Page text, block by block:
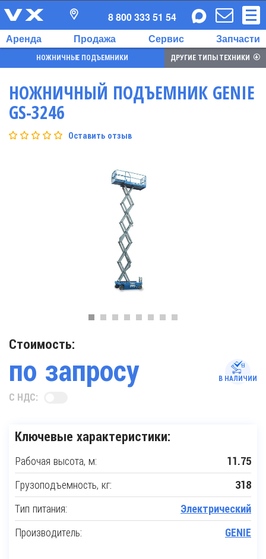
Аренда Продажа Сервис Запчасти
8 800 333 51 54
НОЖНИЧНЫЕ ПОДЪЕМНИКИ ДРУГИЕ ТИПЫ ТЕХНИКИ
НОЖНИЧНЫЙ ПОДЪЕМНИК GENIE
GS-3246
Оставить отзыв
Ключевые характеристики:
Рабочая высота, м: 11.75
Грузоподъемность, кг: 318
Тип питания: Электрический
Производитель: GENIE
Стоимость:
по запросу В НАЛИЧИИ
С НДС: